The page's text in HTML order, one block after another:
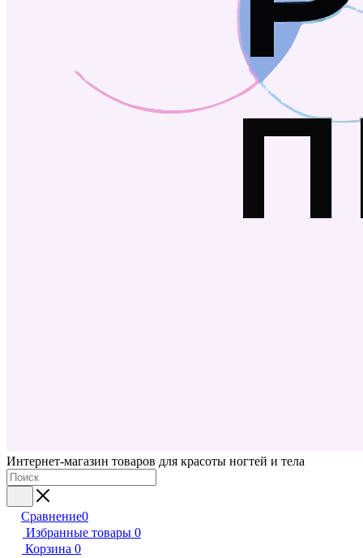
Интернет-магазин товаров для красоты ногтей и тела
Сравнение0
Избранные товары 0
Корзина 0